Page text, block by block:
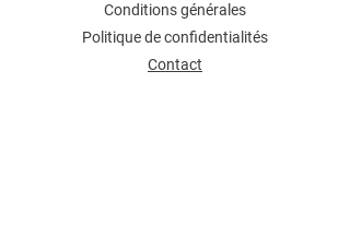
Conditions générales
Politique de confidentialités
Contact